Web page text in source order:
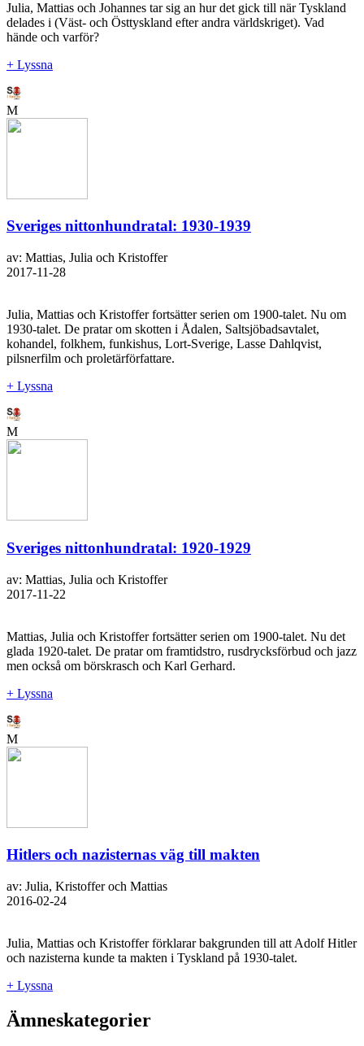
Julia, Mattias och Johannes tar sig an hur det gick till när Tyskland
delades i (Väst- och Östtyskland efter andra världskriget). Vad
hände och varför?
+ Lyssna
M
Sveriges nittonhundratal: 1930-1939
av: Mattias, Julia och Kristoffer
2017-11-28
Julia, Mattias och Kristoffer fortsätter serien om 1900-talet. Nu om
1930-talet. De pratar om skotten i Ådalen, Saltsjöbadsavtalet,
kohandel, folkhem, funkishus, Lort-Sverige, Lasse Dahlqvist,
pilsnerfilm och proletärförfattare.
+ Lyssna
M
Sveriges nittonhundratal: 1920-1929
av: Mattias, Julia och Kristoffer
2017-11-22
Mattias, Julia och Kristoffer fortsätter serien om 1900-talet. Nu det
glada 1920-talet. De pratar om framtidstro, rusdrycksförbud och jazz
men också om börskrasch och Karl Gerhard.
+ Lyssna
M
Hitlers och nazisternas väg till makten
av: Julia, Kristoffer och Mattias
2016-02-24
Julia, Mattias och Kristoffer förklarar bakgrunden till att Adolf Hitler
och nazisterna kunde ta makten i Tyskland på 1930-talet.
+ Lyssna
Ämneskategorier